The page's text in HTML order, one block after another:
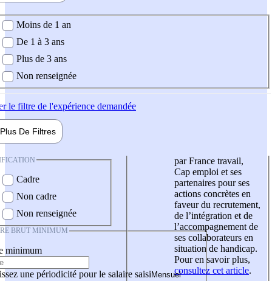
demandée
Moins de 1 an
De 1 à 3 ans
Plus de 3 ans
Non renseignée
le filtre de l'expérience demandée
Plus De Filtres
Cadre
Non cadre
Non renseignée
BRUT MINIMUM
minimum
une périodicité pour le salaire saisi
par France travail,
Cap emploi et ses
partenaires pour ses
actions concrètes en
faveur du recrutement,
de l’intégration et de
l’accompagnement de
ses collaborateurs en
situation de handicap.
Pour en savoir plus,
consultez cet article.